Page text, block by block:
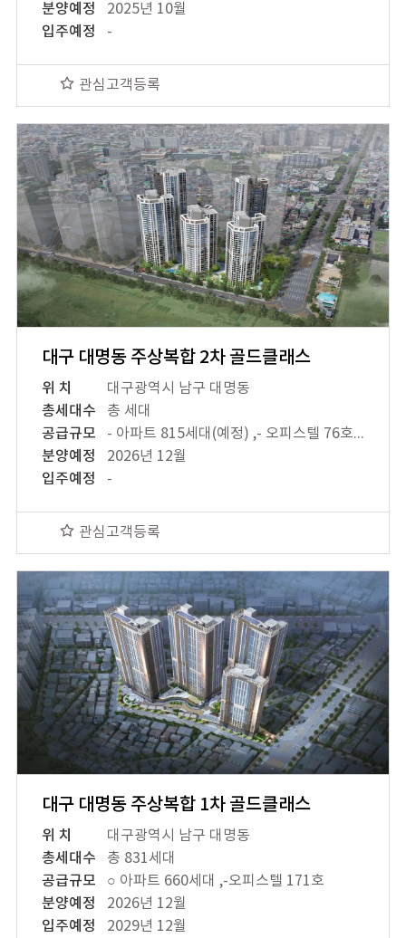
분양예정
2025년 10월
입주예정
-
관심고객등록
대구 대명동 주상복합 2차 골드클래스
위 치
대구광역시 남구 대명동
총세대수
총 세대
공급규모
- 아파트 815세대(예정) ,- 오피스텔 76호 (예정) ,
분양예정
2026년 12월
입주예정
-
관심고객등록
대구 대명동 주상복합 1차 골드클래스
위 치
대구광역시 남구 대명동
총세대수
총 831세대
공급규모
○ 아파트 660세대 ,-오피스텔 171호
분양예정
2026년 12월
입주예정
2029년 12월